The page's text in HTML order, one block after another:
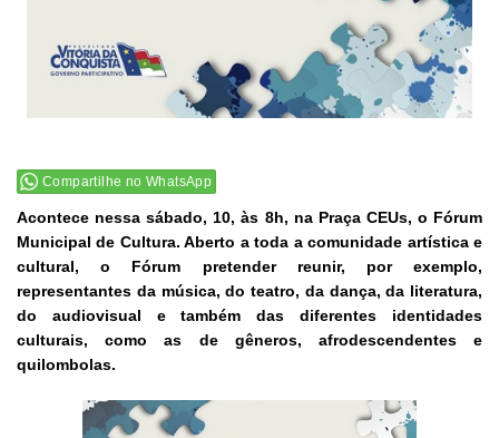
Compartilhe no WhatsApp
Acontece nessa sábado, 10, às 8h, na Praça CEUs, o Fórum
Municipal de Cultura. Aberto a toda a comunidade artística e
cultural, o Fórum pretender reunir, por exemplo,
representantes da música, do teatro, da dança, da literatura,
do audiovisual e também das diferentes identidades
culturais, como as de gêneros, afrodescendentes e
quilombolas.